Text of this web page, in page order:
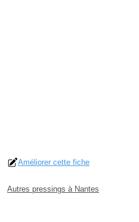
Améliorer cette fiche
Autres pressings à Nantes